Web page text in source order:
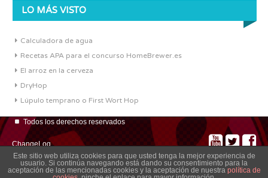
LO MÁS VISTO
Calculadora de agua
Recetas APA para el concurso HomeBrewer.es
El arroz en la cerveza
DryHop
Lúpulo temprano o First Wort Hop
Todos los derechos reservados
ChangeLog
Este sitio web utiliza cookies para que usted tenga la mejor experiencia de
usuario. Si continúa navegando está dando su consentimiento para la
aceptación de las mencionadas cookies y la aceptación de nuestra política de